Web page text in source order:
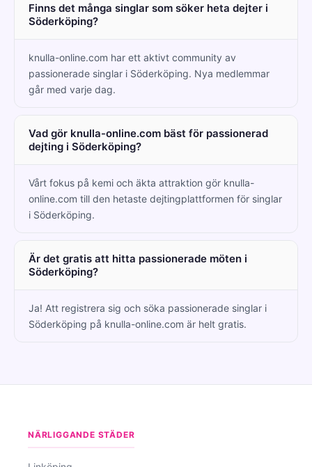
Finns det många singlar som söker heta dejter i
Söderköping?
knulla-online.com har ett aktivt community av
passionerade singlar i Söderköping. Nya medlemmar
går med varje dag.
Vad gör knulla-online.com bäst för passionerad
dejting i Söderköping?
Vårt fokus på kemi och äkta attraktion gör knulla-
online.com till den hetaste dejtingplattformen för singlar
i Söderköping.
Är det gratis att hitta passionerade möten i
Söderköping?
Ja! Att registrera sig och söka passionerade singlar i
Söderköping på knulla-online.com är helt gratis.
NÄRLIGGANDE STÄDER